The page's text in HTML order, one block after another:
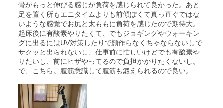
骨がもっと伸びる感じが負荷を感じられて良かった。あと
足を置く所もエニタイムよりも前傾ぽくて真っ直ぐではな
いような感覚でお尻と太ももに負荷を感じたので期待大。
起床後に有酸素やりたくて、でもジョギングやウォーキン
グに出るにはUV対策したりで顔作らなくちゃならないしで
サクッと出られないし、仕事前に忙しいけどでも有酸素や
りたいし、前にヒザやってるので負担かかりたくないし。
で、こちら。腹筋意識して腹筋も鍛えられるので良い。